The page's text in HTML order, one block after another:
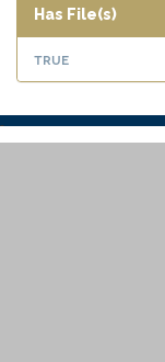
Has File(s)
true